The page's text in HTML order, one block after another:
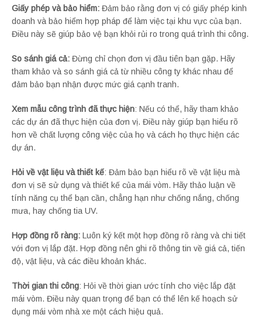
Giấy phép và bảo hiểm: Đảm bảo rằng đơn vị có giấy phép kinh
doanh và bảo hiểm hợp pháp để làm việc tại khu vực của bạn.
Điều này sẽ giúp bảo vệ bạn khỏi rủi ro trong quá trình thi công.
So sánh giá cả: Đừng chỉ chọn đơn vị đầu tiên bạn gặp. Hãy
tham khảo và so sánh giá cả từ nhiều công ty khác nhau để
đảm bảo bạn nhận được mức giá cạnh tranh.
Xem mẫu công trình đã thực hiện: Nếu có thể, hãy tham khảo
các dự án đã thực hiện của đơn vị. Điều này giúp bạn hiểu rõ
hơn về chất lượng công việc của họ và cách họ thực hiện các
dự án.
Hỏi về vật liệu và thiết kế: Đảm bảo bạn hiểu rõ về vật liệu mà
đơn vị sẽ sử dụng và thiết kế của mái vòm. Hãy thảo luận về
tính năng cụ thể bạn cần, chẳng hạn như chống nắng, chống
mưa, hay chống tia UV.
Hợp đồng rõ ràng: Luôn ký kết một hợp đồng rõ ràng và chi tiết
với đơn vị lắp đặt. Hợp đồng nên ghi rõ thông tin về giá cả, tiến
độ, vật liệu, và các điều khoản khác.
Thời gian thi công: Hỏi về thời gian ước tính cho việc lắp đặt
mái vòm. Điều này quan trọng để bạn có thể lên kế hoạch sử
dụng mái vòm nhà xe một cách hiệu quả.